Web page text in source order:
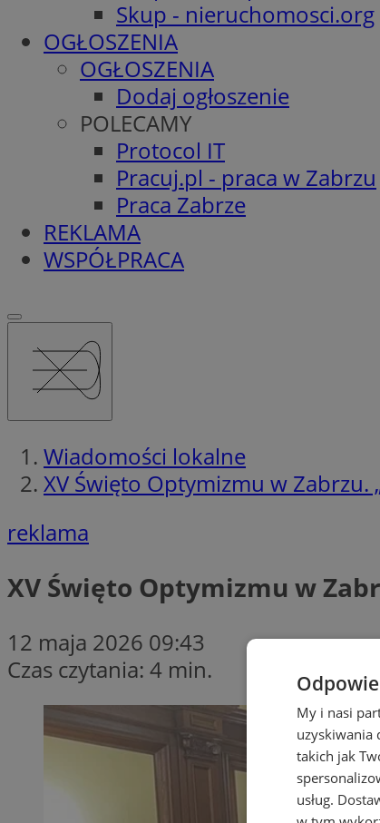
Skup - nieruchomosci.org
OGŁOSZENIA
OGŁOSZENIA
Dodaj ogłoszenie
POLECAMY
Protocol IT
Pracuj.pl - praca w Zabrzu
Praca Zabrze
REKLAMA
WSPÓŁPRACA
Wiadomości lokalne
XV Święto Optymizmu w Zabrzu.
reklama
XV Święto Optymizmu w
12 maja 2026 09:43
Czas czytania: 4 min.
My i nasi
uzyskiwania
takich jak
usług.